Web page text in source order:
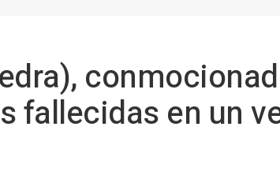
fallecidas en un